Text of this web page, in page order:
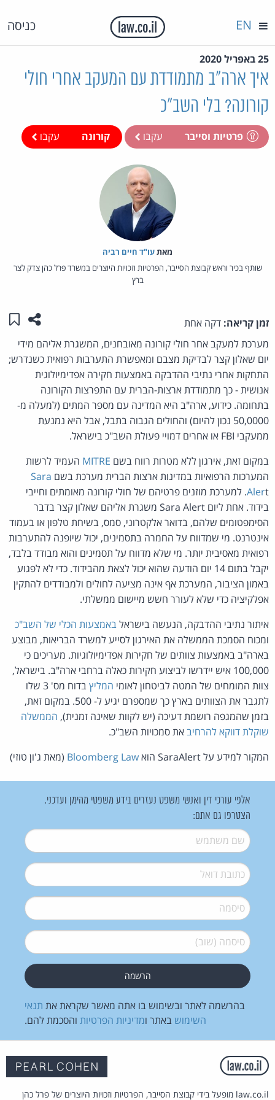
כניסה EN
25 באפריל 2020
איך ארה"ב מתמודדת עם המעקב אחרי חולי
קורונה? בלי השב"כ
פרטיות וסייבר עקבו קורונה עקבו
מאת‏עו"ד חיים רביה
שותף בכיר וראש קבוצת הסייבר, הפרטיות וזכויות היוצרים במשרד פרל כהן צדק לצר
ברץ
זמן קריאה: דקה אחת שתפו
מערכת למעקב אחר חולי קורונה מאובחנים, המשגרת אליהם מידי
יום שאלון קצר לבדיקת מצבם ומאפשרת התערבות רפואית כשנדרש;
התחקות אחרי נתיבי ההדבקה באמצעות חקירה אפדימיולוגית
אנושית - כך מתמודדת ארצות-הברית עם התפרצות הקורונה
בתחומה. כידוע, ארה"ב היא המדינה עם מספר המתים (למעלה מ-
50,0000 נכון להיום) והחולים הגבוה בתבל, אבל היא נמנעת
ממעקבי FBI או אחרים דמויי פעולת השב"כ בישראל.
במקום זאת, אירגון ללא מטרות רווח בשם MITRE העמיד לרשות
המערכות הרפואיות במדינות ארצות הברית מערכת בשם Sara
Alert. למערכת מוזנים פרטיהם של חולי קורונה מאומתים וחייבי
בידוד. אחת ליום Sara Alert משגרת אליהם שאלון קצר בדבר
הסימפטומים שלהם, בדואר אלקטרוני, סמס, בשיחת טלפון או בעמוד
אינטרנט. מי שמדווח על החמרה בתסמינים, יכול שיופנה להתערבות
רפואית מאסיבית יותר. מי שלא מדווח על תסמינים והוא מבודד בלבד,
יקבל בתום 14 יום הודעה שהוא יכול לצאת מהבידוד. כדי לא לפגוע
באמון הציבור, המערכת אף אינה מציעה לחולים ולמבודדים להתקין
אפלקיציה כדי שלא לעורר חשש מיישום ממשלתי.
איתור נתיבי ההדבקה, הנעשה בישראלבאמצעות הכלי של השב"כ
ומכוח הסמכת הממשלה את האירגון לסייע למשרד הבריאות, מבוצע
בארה"ב באמצעות צוותים של חקירות אפדימיולוגיות. מעריכים כי
100,000 איש יידרשו לביצוע חקירות כאלה ברחבי ארה"ב. בישראל,
צוות המומחים של המטה לביטחון לאומי המליץ
בדוח מס' 3 שלו
לתגבר את הצוותים בארץ כך שמספרם יגיע ל- 500. במקום זאת,
בזמן שהמגפה רושמת דעיכה (יש לקוות שאינה זמנית), הממשלה
שוקלת דווקא להרחיבאת סמכויות השב"כ.
המקור למידע על SaraAlert הוא
Bloomberg Law (מאת ג'ון טוזי)
אלפי עורכי דין ואנשי משפט נעזרים בידע משפטי מהימן ועדכני.
הצטרפו גם אתם:
שם משתמש*
דואל*
סיסמה*
סיסמה (שוב)*
בהרשמה לאתר ובשימוש בו אתה מאשר שקראת את תנאי
השימוש באתר ומדיניות הפרטיות והסכמת להם.
law.co.il מופעל בידי קבוצת הסייבר, הפרטיות וזכויות היוצרים של פרל כהן